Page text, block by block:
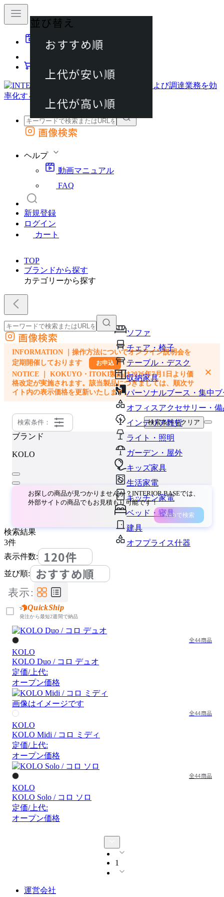
動画マニュアル
外部サイトの商品をカートに追加
画像検索
ヘルプ
動画マニュアル
FAQ
新規登録
ログイン
カート
TOP
ブランドから探す
カテゴリーから探す
ソファ
チェア・椅子
テーブル・デスク
収納家具
パーソナルブース・集中
オフィスアクセサリー・備
インテリア雑貨
ライト・照明
ガーデン・屋外
キッズ家具
生活家電
キッチン家電
ベッド・寝具
建具
オフプライス什器
外部サイトの商品をカートに追加
他のサイトで見つけた商品ページのURLを貼り付けて、カートに追加できます
画像検索
INFORMATION ｜操作方法についてオンライン説明会を
定期開催しております
お申込
NOTICE ｜ KOKUYO・ITOKI製品は2026年7月1日より価
格改定が実施されます。該当製品につきましては、順次サ
イト内の表示価格を更新いたします。
×
検索条件： 検索条件をクリア
ブランド
KOLO
お探しの商品が見つかりませんか？INTERIOR BASEでは、
外部サイトの商品でもお見積もり可能です！
Webで検索
検索結果
3件
表示件数:
120件
40件
並び順: おすすめ順
並び替え
おすすめ順
上代が安い順
上代が高い順
表示:
QuickShip
発注から最短2週間で納品
全44商品
KOLO
KOLO Duo / コロ デュオ
定価/上代:
オープン価格
画像はイメージです
全44商品
KOLO
KOLO Midi / コロ ミディ
定価/上代:
オープン価格
全44商品
KOLO
KOLO Solo / コロ ソロ
定価/上代:
オープン価格
1
運営会社